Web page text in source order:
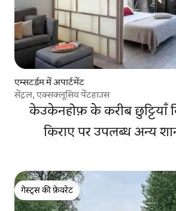
एम्सटर्डम में अपार्टमेंट
सेंट्रल, एक्सक्लूसिव पेंटहाउस
केउकेनहोफ़ के करीब छुट्टियाँ
किराए पर उपलब्ध अन्य
गेस्ट्स की फ़ेवरेट
गेस्ट्स की फ़ेवरेट